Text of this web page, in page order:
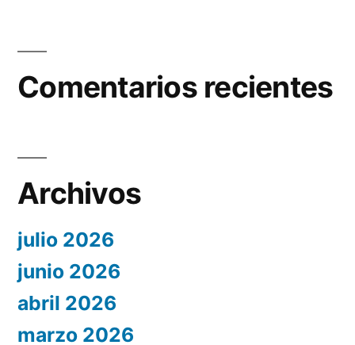
Comentarios recientes
Archivos
julio 2026
junio 2026
abril 2026
marzo 2026